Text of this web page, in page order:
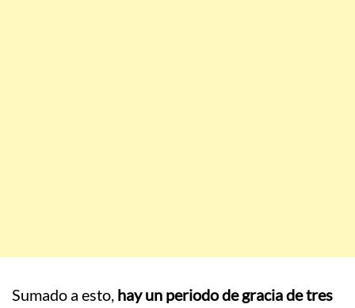
Sumado a esto, hay un periodo de gracia de tres